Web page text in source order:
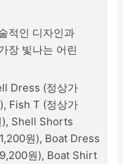
적인 디자인과
장 빛나는 어린
Dress (정상가
Fish T (정상가
Shell Shorts
원), Boat Dress
원), Boat Shirt